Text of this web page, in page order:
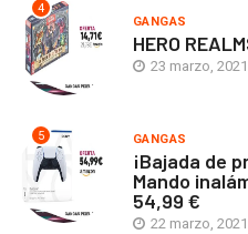
4
GANGAS
HERO
23 marzo, 2021
5 GANGAS
¡Bajada de
Mando
54,99 €
22 marzo, 2021